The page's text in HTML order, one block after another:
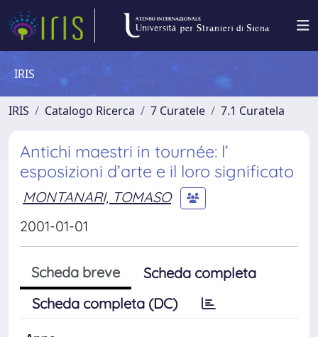
IRIS
IRIS Catalogo Ricerca 7 Curatele 7.1 Curatela
Antichi maestri in tournée: l’
esposizioni d’arte e il loro significato
MONTANARI, TOMASO
2001-01-01
Scheda breve
Scheda completa
Scheda completa (DC)